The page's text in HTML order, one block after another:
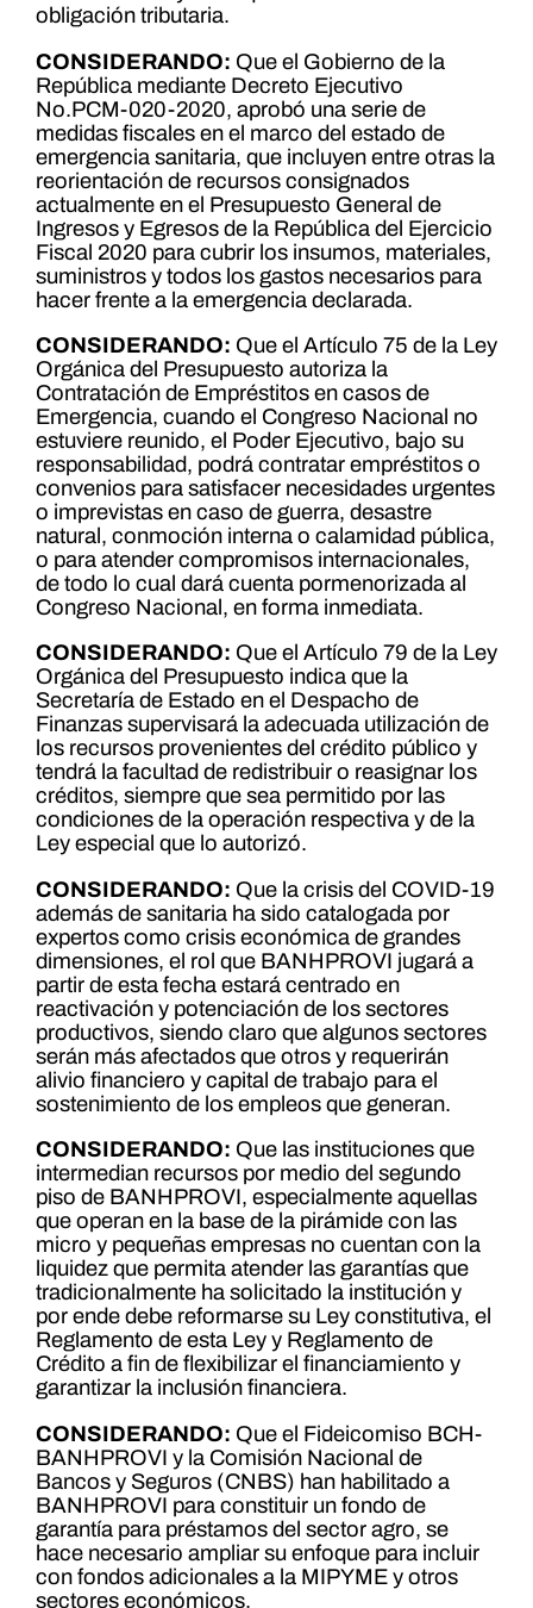
obligación tributaria.
CONSIDERANDO: Que el Gobierno de la
República mediante Decreto Ejecutivo
No.PCM-020-2020, aprobó una serie de
medidas fiscales en el marco del estado de
emergencia sanitaria, que incluyen entre otras la
reorientación de recursos consignados
actualmente en el Presupuesto General de
Ingresos y Egresos de la República del Ejercicio
Fiscal 2020 para cubrir los insumos, materiales,
suministros y todos los gastos necesarios para
hacer frente a la emergencia declarada.
CONSIDERANDO: Que el Artículo 75 de la Ley
Orgánica del Presupuesto autoriza la
Contratación de Empréstitos en casos de
Emergencia, cuando el Congreso Nacional no
estuviere reunido, el Poder Ejecutivo, bajo su
responsabilidad, podrá contratar empréstitos o
convenios para satisfacer necesidades urgentes
o imprevistas en caso de guerra, desastre
natural, conmoción interna o calamidad pública,
o para atender compromisos internacionales,
de todo lo cual dará cuenta pormenorizada al
Congreso Nacional, en forma inmediata.
CONSIDERANDO: Que el Artículo 79 de la Ley
Orgánica del Presupuesto indica que la
Secretaría de Estado en el Despacho de
Finanzas supervisará la adecuada utilización de
los recursos provenientes del crédito público y
tendrá la facultad de redistribuir o reasignar los
créditos, siempre que sea permitido por las
condiciones de la operación respectiva y de la
Ley especial que lo autorizó.
CONSIDERANDO: Que la crisis del COVID-19
además de sanitaria ha sido catalogada por
expertos como crisis económica de grandes
dimensiones, el rol que BANHPROVI jugará a
partir de esta fecha estará centrado en
reactivación y potenciación de los sectores
productivos, siendo claro que algunos sectores
serán más afectados que otros y requerirán
alivio financiero y capital de trabajo para el
sostenimiento de los empleos que generan.
CONSIDERANDO: Que las instituciones que
intermedian recursos por medio del segundo
piso de BANHPROVI, especialmente aquellas
que operan en la base de la pirámide con las
micro y pequeñas empresas no cuentan con la
liquidez que permita atender las garantías que
tradicionalmente ha solicitado la institución y
por ende debe reformarse su Ley constitutiva, el
Reglamento de esta Ley y Reglamento de
Crédito a fin de flexibilizar el financiamiento y
garantizar la inclusión financiera.
CONSIDERANDO: Que el Fideicomiso BCH-
BANHPROVI y la Comisión Nacional de
Bancos y Seguros (CNBS) han habilitado a
BANHPROVI para constituir un fondo de
garantía para préstamos del sector agro, se
hace necesario ampliar su enfoque para incluir
con fondos adicionales a la MIPYME y otros
sectores económicos.